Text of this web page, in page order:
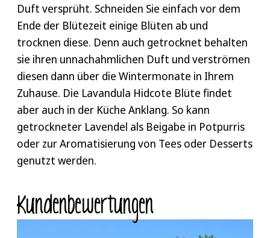
Duft versprüht. Schneiden Sie einfach vor dem
Ende der Blütezeit einige Blüten ab und
trocknen diese. Denn auch getrocknet behalten
sie ihren unnachahmlichen Duft und verströmen
diesen dann über die Wintermonate in Ihrem
Zuhause. Die Lavandula Hidcote Blüte findet
aber auch in der Küche Anklang. So kann
getrockneter Lavendel als Beigabe in Potpurris
oder zur Aromatisierung von Tees oder Desserts
genutzt werden.
Kunden­bewertungen